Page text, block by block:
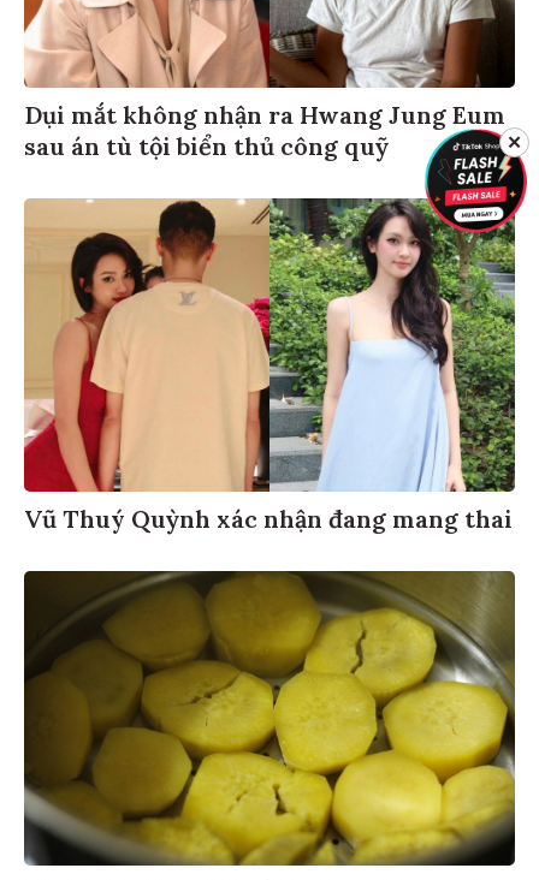
Dụi mắt không nhận ra Hwang Jung Eum
sau án tù tội biển thủ công quỹ
Vũ Thuý Quỳnh xác nhận đang mang thai
✕